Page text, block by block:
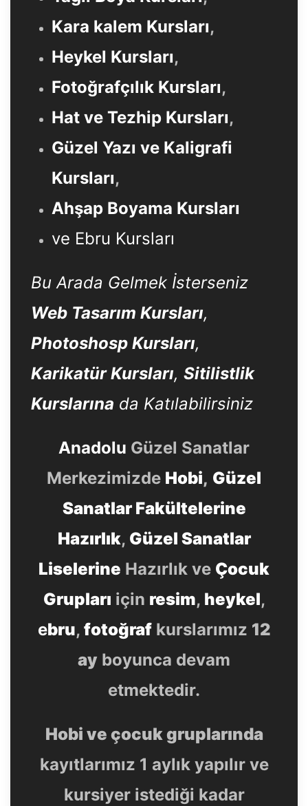
Kara kalem Kursları,
Heykel Kursları,
Fotoğrafçılık Kursları,
Hat ve Tezhip Kursları,
Güzel Yazı ve Kaligrafi
Kursları,
Ahşap Boyama Kursları
ve Ebru Kursları
Bu Arada Gelmek İsterseniz
Web Tasarım Kursları,
Photoshosp Kursları,
Karikatür Kursları, Sitilistlik
Kurslarına da Katılabilirsiniz
Anadolu Güzel Sanatlar
Merkezimizde Hobi, Güzel
Sanatlar Fakültelerine
Hazırlık, Güzel Sanatlar
Liselerine Hazırlık ve Çocuk
Grupları için resim, heykel,
ebru, fotoğrafkurslarımız 12
ay boyunca devam
etmektedir.
Hobi ve çocuk gruplarında
kayıtlarımız 1 aylık yapılır ve
kursiyer istediği kadar